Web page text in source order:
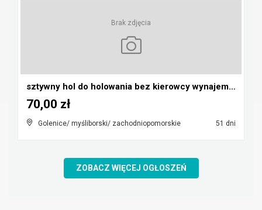
Brak zdjęcia
sztywny hol do holowania bez kierowcy wynajem 99 z...
Golenice/ myśliborski/ zachodniopomorskie 51 dni
70,00 zł
ZOBACZ WIĘCEJ OGŁOSZEŃ